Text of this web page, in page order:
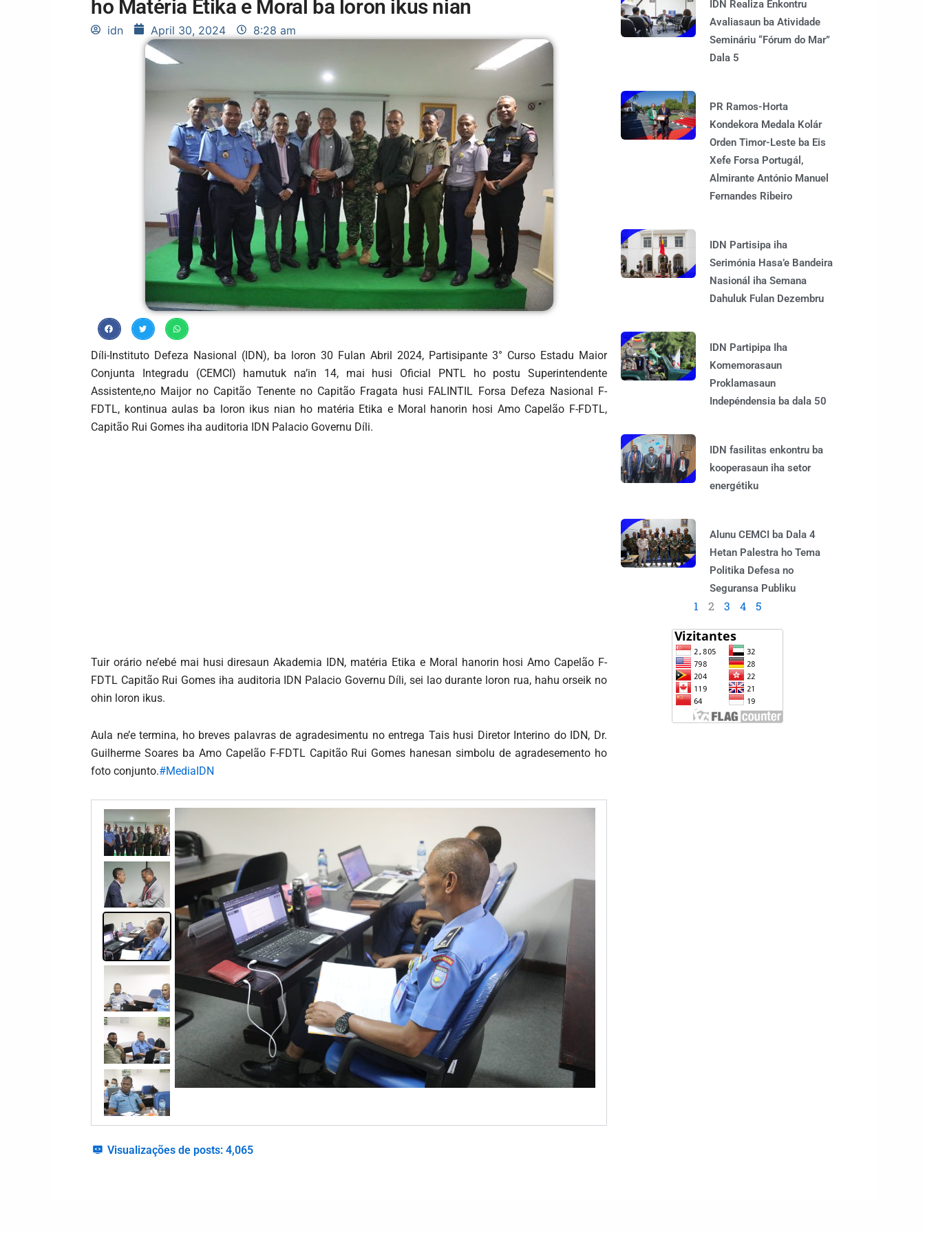
ho Matéria Etika e Moral ba loron ikus nian
idn April 30, 2024 8:28 am
Díli-Instituto Defeza Nasional (IDN), ba loron 30 Fulan Abril 2024, Partisipante 3° Curso Estadu Maior
Conjunta Integradu (CEMCI) hamutuk na’in 14, mai husi Oficial PNTL ho postu Superintendente
Assistente,no Maijor no Capitão Tenente no Capitão Fragata husi FALINTIL Forsa Defeza Nasional F-
FDTL, kontinua aulas ba loron ikus nian ho matéria Etika e Moral hanorin hosi Amo Capelão F-FDTL,
Capitão Rui Gomes iha auditoria IDN Palacio Governu Díli.
Tuir orário ne’ebé mai husi diresaun Akademia IDN, matéria Etika e Moral hanorin hosi Amo Capelão F-
FDTL Capitão Rui Gomes iha auditoria IDN Palacio Governu Díli, sei lao durante loron rua, hahu orseik no
ohin loron ikus.
Aula ne’e termina, ho breves palavras de agradesimentu no entrega Tais husi Diretor Interino do IDN, Dr.
Guilherme Soares ba Amo Capelão F-FDTL Capitão Rui Gomes hanesan simbolu de agradesemento ho
foto conjunto.#MediaIDN
Visualizações de posts: 4,065
IDN Realiza Enkontru
Avaliasaun ba Atividade
Semináriu “Fórum do Mar”
Dala 5
PR Ramos-Horta
Kondekora Medala Kolár
Orden Timor-Leste ba Eis
Xefe Forsa Portugál,
Almirante António Manuel
Fernandes Ribeiro
IDN Partisipa iha
Serimónia Hasa’e Bandeira
Nasionál iha Semana
Dahuluk Fulan Dezembru
IDN Partipipa Iha
Komemorasaun
Proklamasaun
Indepéndensia ba dala 50
IDN fasilitas enkontru ba
kooperasaun iha setor
energétiku
Alunu CEMCI ba Dala 4
Hetan Palestra ho Tema
Politika Defesa no
Seguransa Publiku
1 2 3 4 5